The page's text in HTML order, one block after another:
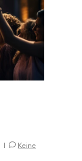
Keine